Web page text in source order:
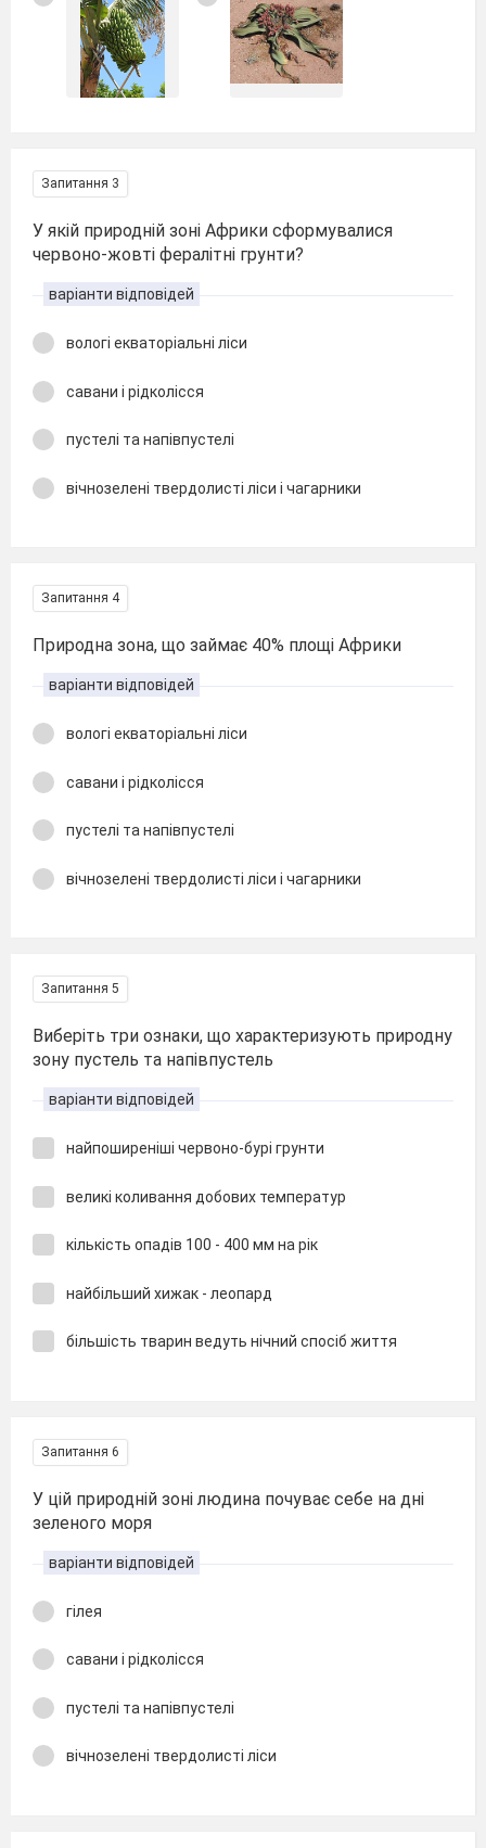
Запитання 3
У якій природній зоні Африки сформувалися
червоно-жовті фералітні грунти?
варіанти відповідей
вологі екваторіальні ліси
савани і рідколісся
пустелі та напівпустелі
вічнозелені твердолисті ліси і чагарники
Запитання 4
Природна зона, що займає 40% площі Африки
варіанти відповідей
вологі екваторіальні ліси
савани і рідколісся
пустелі та напівпустелі
вічнозелені твердолисті ліси і чагарники
Запитання 5
Виберіть три ознаки, що характеризують природну
зону пустель та напівпустель
варіанти відповідей
найпоширеніші червоно-бурі грунти
великі коливання добових температур
кількість опадів 100 - 400 мм на рік
найбільший хижак - леопард
більшість тварин ведуть нічний спосіб життя
Запитання 6
У цій природній зоні людина почуває себе на дні
зеленого моря
варіанти відповідей
гілея
савани і рідколісся
пустелі та напівпустелі
вічнозелені твердолисті ліси